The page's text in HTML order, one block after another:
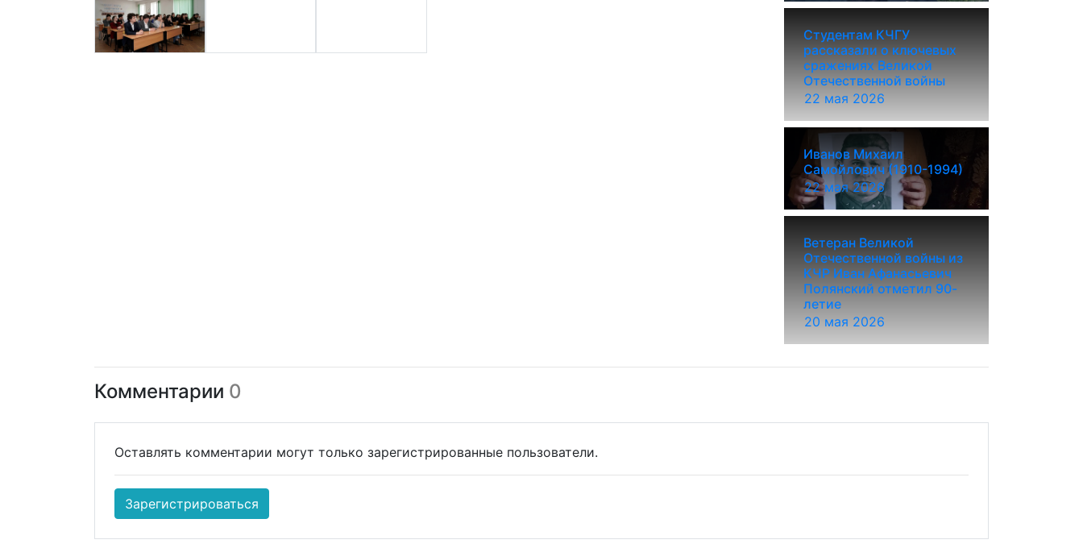
22 мая 2026
Студентам КЧГУ
рассказали о ключевых
сражениях Великой
Отечественной войны
22 мая 2026
Иванов Михаил
Самойлович (1910-1994)
20 мая 2026
Ветеран Великой
Отечественной войны из
КЧР Иван Афанасьевич
Полянский отметил 90-
летие
Комментарии 0
Оставлять комментарии могут только зарегистрированные пользователи.
Зарегистрироваться